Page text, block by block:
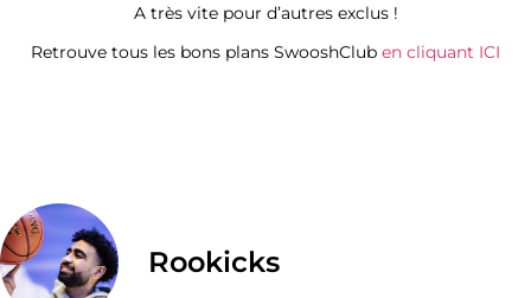
A très vite pour d’autres exclus !
Retrouve tous les bons plans SwooshClub en cliquant ICI
Rookicks